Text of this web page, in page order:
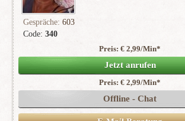
Code: 340
Gespräche: 603
(96)
Preis: € 2,99/Min*
Jetzt anrufen
Preis: € 2,99/Min*
Offline - Chat